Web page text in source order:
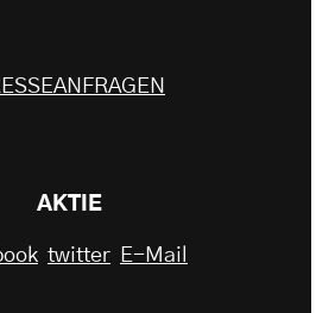
AKTIE
twitter E-Mail